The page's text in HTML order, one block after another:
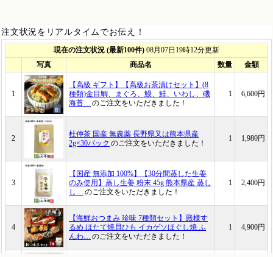
注文状況をリアルタイムでお伝え！